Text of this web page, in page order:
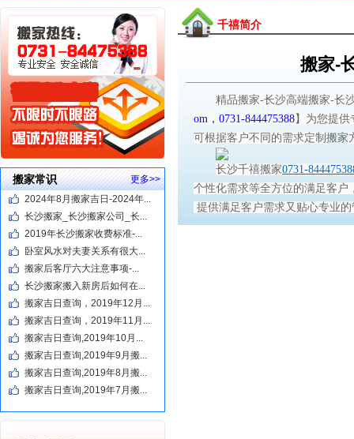
搬家常识
更多>>
2024年8月搬家吉日-2024年...
长沙搬家_长沙搬家公司_长...
2019年长沙搬家收费标准-...
卧室风水对夫妻关系有很大...
搬家后客厅六大注意事项-...
长沙搬家搬入新房后如何在...
搬家吉日查询，2019年12月...
搬家吉日查询，2019年11月...
搬家吉日查询,2019年10月...
搬家吉日查询,2019年9月搬...
搬家吉日查询,2019年8月搬...
搬家吉日查询,2019年7月搬...
千禧简介
搬家-
精品搬家-长沙高端搬家-长
om，0731-844475388】为您提供
可根据客户不同的需求定制 搬家
长沙千禧搬家0731-
个性化需求等全方位的满足客户
提供满足客户需求又贴心专业